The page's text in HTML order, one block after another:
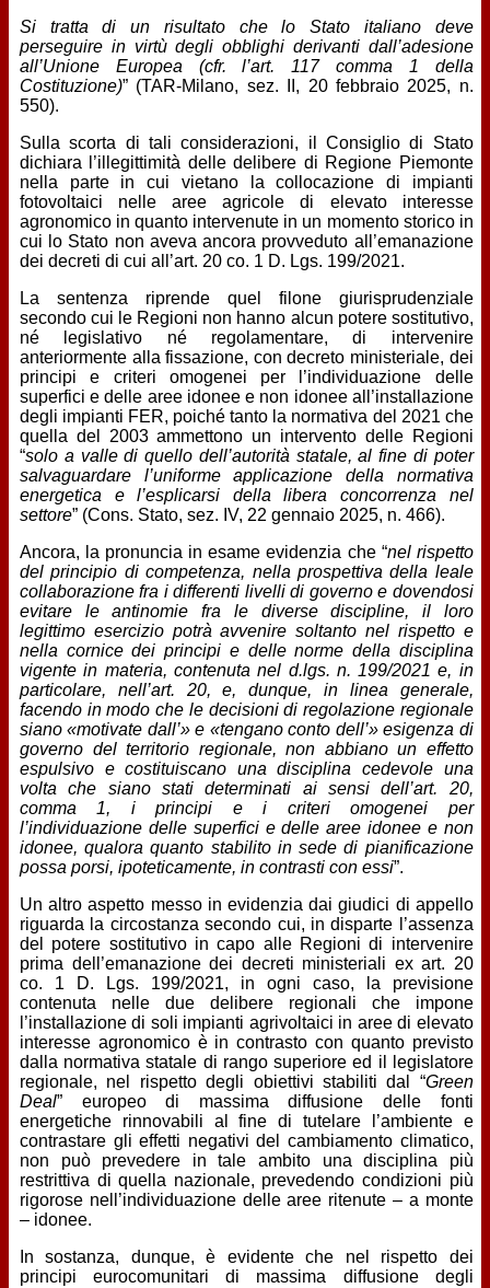
Si tratta di un risultato che lo Stato italiano deve
perseguire in virtù degli obblighi derivanti dall’adesione
all’Unione Europea (cfr. l’art. 117 comma 1 della
Costituzione)” (TAR-Milano, sez. II, 20 febbraio 2025, n.
550).
Sulla scorta di tali considerazioni, il Consiglio di Stato
dichiara l’illegittimità delle delibere di Regione Piemonte
nella parte in cui vietano la collocazione di impianti
fotovoltaici nelle aree agricole di elevato interesse
agronomico in quanto intervenute in un momento storico in
cui lo Stato non aveva ancora provveduto all’emanazione
dei decreti di cui all’art. 20 co. 1 D. Lgs. 199/2021.
La sentenza riprende quel filone giurisprudenziale
secondo cui le Regioni non hanno alcun potere sostitutivo,
né legislativo né regolamentare, di intervenire
anteriormente alla fissazione, con decreto ministeriale, dei
principi e criteri omogenei per l’individuazione delle
superfici e delle aree idonee e non idonee all’installazione
degli impianti FER, poiché tanto la normativa del 2021 che
quella del 2003 ammettono un intervento delle Regioni
“solo a valle di quello dell’autorità statale, al fine di poter
salvaguardare l’uniforme applicazione della normativa
energetica e l’esplicarsi della libera concorrenza nel
settore” (Cons. Stato, sez. IV, 22 gennaio 2025, n. 466).
Ancora, la pronuncia in esame evidenzia che “nel rispetto
del principio di competenza, nella prospettiva della leale
collaborazione fra i differenti livelli di governo e dovendosi
evitare le antinomie fra le diverse discipline, il loro
legittimo esercizio potrà avvenire soltanto nel rispetto e
nella cornice dei principi e delle norme della disciplina
vigente in materia, contenuta nel d.lgs. n. 199/2021 e, in
particolare, nell’art. 20, e, dunque, in linea generale,
facendo in modo che le decisioni di regolazione regionale
siano «motivate dall’» e «tengano conto dell’» esigenza di
governo del territorio regionale, non abbiano un effetto
espulsivo e costituiscano una disciplina cedevole una
volta che siano stati determinati ai sensi dell’art. 20,
comma 1, i principi e i criteri omogenei per
l’individuazione delle superfici e delle aree idonee e non
idonee, qualora quanto stabilito in sede di pianificazione
possa porsi, ipoteticamente, in contrasti con essi”.
Un altro aspetto messo in evidenzia dai giudici di appello
riguarda la circostanza secondo cui, in disparte l’assenza
del potere sostitutivo in capo alle Regioni di intervenire
prima dell’emanazione dei decreti ministeriali ex art. 20
co. 1 D. Lgs. 199/2021, in ogni caso, la previsione
contenuta nelle due delibere regionali che impone
l’installazione di soli impianti agrivoltaici in aree di elevato
interesse agronomico è in contrasto con quanto previsto
dalla normativa statale di rango superiore ed il legislatore
regionale, nel rispetto degli obiettivi stabiliti dal “Green
Deal” europeo di massima diffusione delle fonti
energetiche rinnovabili al fine di tutelare l’ambiente e
contrastare gli effetti negativi del cambiamento climatico,
non può prevedere in tale ambito una disciplina più
restrittiva di quella nazionale, prevedendo condizioni più
rigorose nell’individuazione delle aree ritenute – a monte
– idonee.
In sostanza, dunque, è evidente che nel rispetto dei
principi eurocomunitari di massima diffusione degli